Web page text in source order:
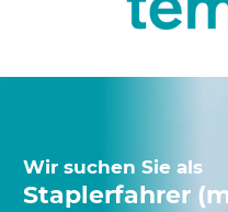
Wir suchen Sie als
Staplerfahrer